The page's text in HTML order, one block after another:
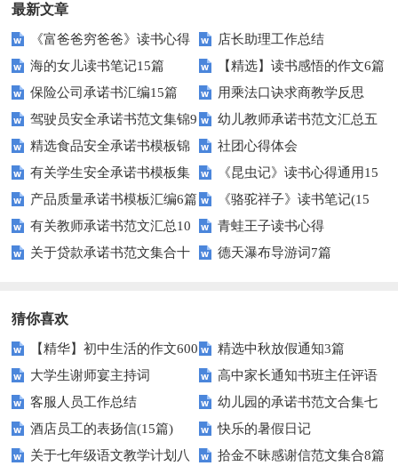
最新文章
《富爸爸穷爸爸》读书心得
店长助理工作总结
海的女儿读书笔记15篇
【精选】读书感悟的作文6篇
保险公司承诺书汇编15篇
用乘法口诀求商教学反思
驾驶员安全承诺书范文集锦9
篇
幼儿教师承诺书范文汇总五
篇
精选食品安全承诺书模板锦
集七篇
社团心得体会
有关学生安全承诺书模板集
合十篇
《昆虫记》读书心得通用15
篇
产品质量承诺书模板汇编6篇
《骆驼祥子》读书笔记(15
篇)
有关教师承诺书范文汇总10
篇
青蛙王子读书心得
关于贷款承诺书范文集合十
德天瀑布导游词7篇
猜你喜欢
【精华】初中生活的作文600
字汇总10篇
精选中秋放假通知3篇
大学生谢师宴主持词
高中家长通知书班主任评语
客服人员工作总结
幼儿园的承诺书范文合集七
篇
酒店员工的表扬信(15篇)
快乐的暑假日记
关于七年级语文教学计划八
拾金不昧感谢信范文集合8篇